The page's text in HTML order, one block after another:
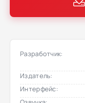
Разработчик:
Издатель:
Интерфейс: